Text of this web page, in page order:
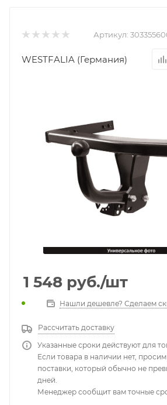
Артикул:
WESTFALIA (Германия)
1 548 руб./шт
Нашли дешевле? Сделаем
Рассчитать доставку
Указанные сроки действуют для
Если товара в наличии нет,
поставки, который обычно не
дней.
Менеджер сообщит вам точные